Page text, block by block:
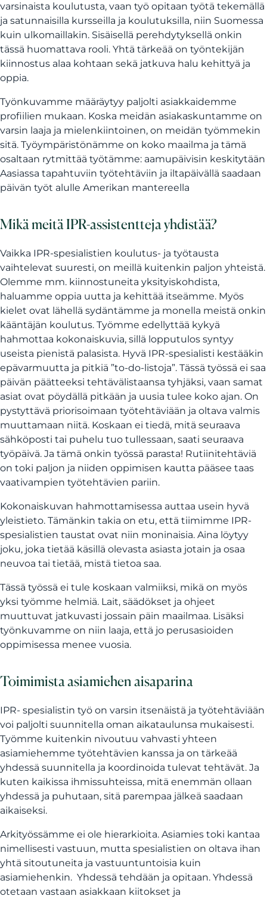
varsinaista koulutusta, vaan työ opitaan työtä tekemällä
ja satunnaisilla kursseilla ja koulutuksilla, niin Suomessa
kuin ulkomaillakin. Sisäisellä perehdytyksellä onkin
tässä huomattava rooli. Yhtä tärkeää on työntekijän
kiinnostus alaa kohtaan sekä jatkuva halu kehittyä ja
oppia.
Työnkuvamme määräytyy paljolti asiakkaidemme
profiilien mukaan. Koska meidän asiakaskuntamme on
varsin laaja ja mielenkiintoinen, on meidän työmmekin
sitä. Työympäristönämme on koko maailma ja tämä
osaltaan rytmittää työtämme: aamupäivisin keskitytään
Aasiassa tapahtuviin työtehtäviin ja iltapäivällä saadaan
päivän työt alulle Amerikan mantereella
Mikä meitä IPR-assistentteja yhdistää?
Vaikka IPR-spesialistien koulutus- ja työtausta
vaihtelevat suuresti, on meillä kuitenkin paljon yhteistä.
Olemme mm. kiinnostuneita yksityiskohdista,
haluamme oppia uutta ja kehittää itseämme. Myös
kielet ovat lähellä sydäntämme ja monella meistä onkin
kääntäjän koulutus. Työmme edellyttää kykyä
hahmottaa kokonaiskuvia, sillä lopputulos syntyy
useista pienistä palasista. Hyvä IPR-spesialisti kestääkin
epävarmuutta ja pitkiä ”to-do-listoja”. Tässä työssä ei saa
päivän päätteeksi tehtävälistaansa tyhjäksi, vaan samat
asiat ovat pöydällä pitkään ja uusia tulee koko ajan. On
pystyttävä priorisoimaan työtehtäviään ja oltava valmis
muuttamaan niitä. Koskaan ei tiedä, mitä seuraava
sähköposti tai puhelu tuo tullessaan, saati seuraava
työpäivä. Ja tämä onkin työssä parasta! Rutiinitehtäviä
on toki paljon ja niiden oppimisen kautta pääsee taas
vaativampien työtehtävien pariin.
Kokonaiskuvan hahmottamisessa auttaa usein hyvä
yleistieto. Tämänkin takia on etu, että tiimimme IPR-
spesialistien taustat ovat niin moninaisia. Aina löytyy
joku, joka tietää käsillä olevasta asiasta jotain ja osaa
neuvoa tai tietää, mistä tietoa saa.
Tässä työssä ei tule koskaan valmiiksi, mikä on myös
yksi työmme helmiä. Lait, säädökset ja ohjeet
muuttuvat jatkuvasti jossain päin maailmaa. Lisäksi
työnkuvamme on niin laaja, että jo perusasioiden
oppimisessa menee vuosia.
Toimimista asiamiehen aisaparina
IPR- spesialistin työ on varsin itsenäistä ja työtehtäviään
voi paljolti suunnitella oman aikataulunsa mukaisesti.
Työmme kuitenkin nivoutuu vahvasti yhteen
asiamiehemme työtehtävien kanssa ja on tärkeää
yhdessä suunnitella ja koordinoida tulevat tehtävät. Ja
kuten kaikissa ihmissuhteissa, mitä enemmän ollaan
yhdessä ja puhutaan, sitä parempaa jälkeä saadaan
aikaiseksi.
Arkityössämme ei ole hierarkioita. Asiamies toki kantaa
nimellisesti vastuun, mutta spesialistien on oltava ihan
yhtä sitoutuneita ja vastuuntuntoisia kuin
asiamiehenkin. Yhdessä tehdään ja opitaan. Yhdessä
otetaan vastaan asiakkaan kiitokset ja